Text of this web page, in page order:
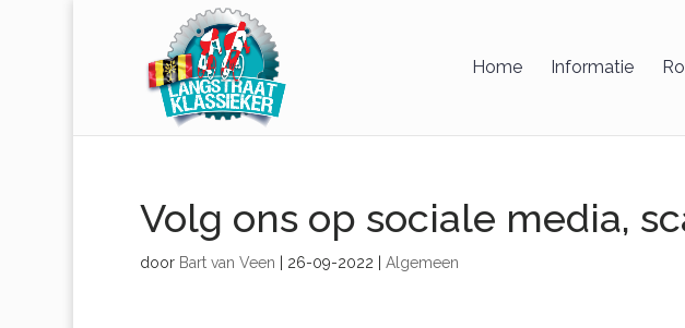
Home Informatie
Volg ons op sociale media,
door Bart van Veen 26-09-2022 Algemeen